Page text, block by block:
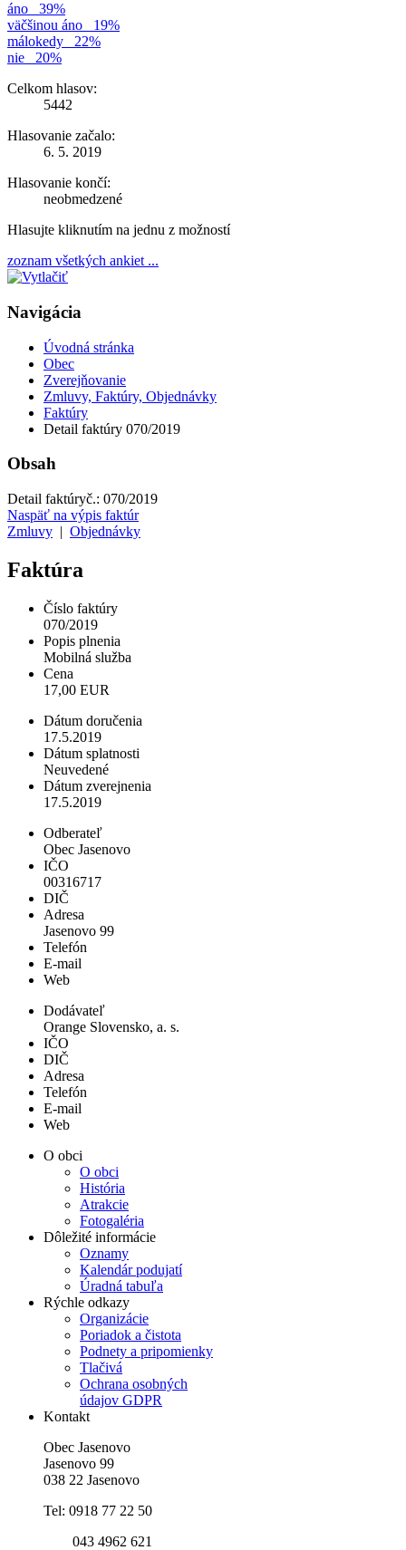
áno
39%
väčšinou áno
19%
málokedy
22%
nie
20%
Celkom hlasov:
5442
Hlasovanie začalo:
6. 5. 2019
Hlasovanie končí:
neobmedzené
Hlasujte kliknutím na jednu z možností
zoznam všetkých ankiet ...
Navigácia
Úvodná stránka
Obec
Zverejňovanie
Zmluvy, Faktúry, Objednávky
Faktúry
Detail faktúry 070/2019
Obsah
Detail faktúryč.: 070/2019
Naspäť na výpis faktúr
Zmluvy | Objednávky
Faktúra
Číslo faktúry
070/2019
Popis plnenia
Mobilná služba
Cena
17,00 EUR
Dátum doručenia
17.5.2019
Dátum splatnosti
Neuvedené
Dátum zverejnenia
17.5.2019
Odberateľ
Obec Jasenovo
IČO
00316717
DIČ
Adresa
Jasenovo 99
Telefón
E-mail
Web
Dodávateľ
Orange Slovensko, a. s.
IČO
DIČ
Adresa
Telefón
E-mail
Web
O obci
O obci
História
Atrakcie
Fotogaléria
Dôležité informácie
Oznamy
Kalendár podujatí
Úradná tabuľa
Rýchle odkazy
Organizácie
Poriadok a čistota
Podnety a pripomienky
Tlačivá
Ochrana osobných
údajov GDPR
Kontakt
Obec Jasenovo
Jasenovo 99
038 22 Jasenovo
Tel: 0918 77 22 50
043 4962 621